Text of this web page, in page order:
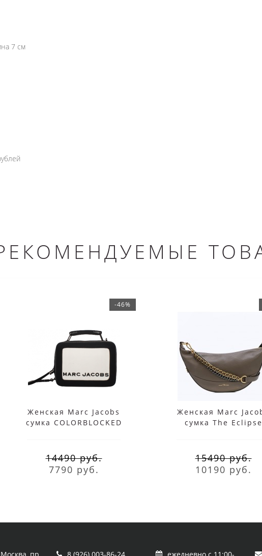
7 см
-46%
Женская Marc Jacobs
сумка COLORBLOCKED
14490 руб.
7790 руб.
Женская Marc
сумка The Eclipse
15490 руб.
10190 руб.
пр. 8 (926) 003-86-24 ежедневно с 11:00-